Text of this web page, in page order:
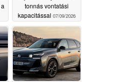
tonnás vontatási
kapacitással 07/09/2026